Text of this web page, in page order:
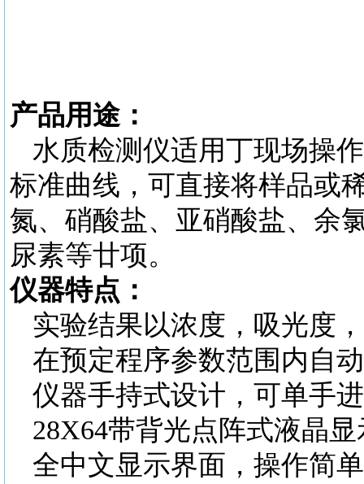
产品用途：
水质检测仪适用丁现场操
标准曲线，可直接将样品或
氮、硝酸盐、亚硝酸盐、余
尿素等廿项。
仪器特点：
实验结果以浓度，吸光度
在预定程序参数范围内自
仪器手持式设计，可单手
28X64带背光点阵式液晶
全中文显示界面，操作简